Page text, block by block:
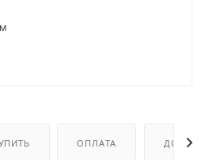
ОПЛАТА